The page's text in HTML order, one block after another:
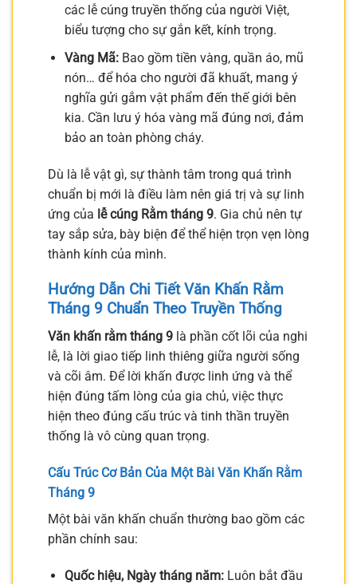
các lễ cúng truyền thống của người Việt,
biểu tượng cho sự gắn kết, kính trọng.
Vàng Mã:Bao gồm tiền vàng, quần áo, mũ
nón… để hóa cho người đã khuất, mang ý
nghĩa gửi gắm vật phẩm đến thế giới bên
kia. Cần lưu ý hóa vàng mã đúng nơi, đảm
bảo an toàn phòng cháy.
Dù là lễ vật gì, sự thành tâm trong quá trình
chuẩn bị mới là điều làm nên giá trị và sự linh
ứng của lễ cúng Rằm tháng 9. Gia chủ nên tự
tay sắp sửa, bày biện để thể hiện trọn vẹn lòng
thành kính của mình.
Hướng Dẫn Chi Tiết Văn Khấn Rằm
Tháng 9 Chuẩn Theo Truyền Thống
Văn khấn rằm tháng 9 là phần cốt lõi của nghi
lễ, là lời giao tiếp linh thiêng giữa người sống
và cõi âm. Để lời khấn được linh ứng và thể
hiện đúng tấm lòng của gia chủ, việc thực
hiện theo đúng cấu trúc và tinh thần truyền
thống là vô cùng quan trọng.
Cấu Trúc Cơ Bản Của Một Bài Văn Khấn Rằm
Tháng 9
Một bài văn khấn chuẩn thường bao gồm các
phần chính sau:
Quốc hiệu, Ngày tháng năm:Luôn bắt đầu